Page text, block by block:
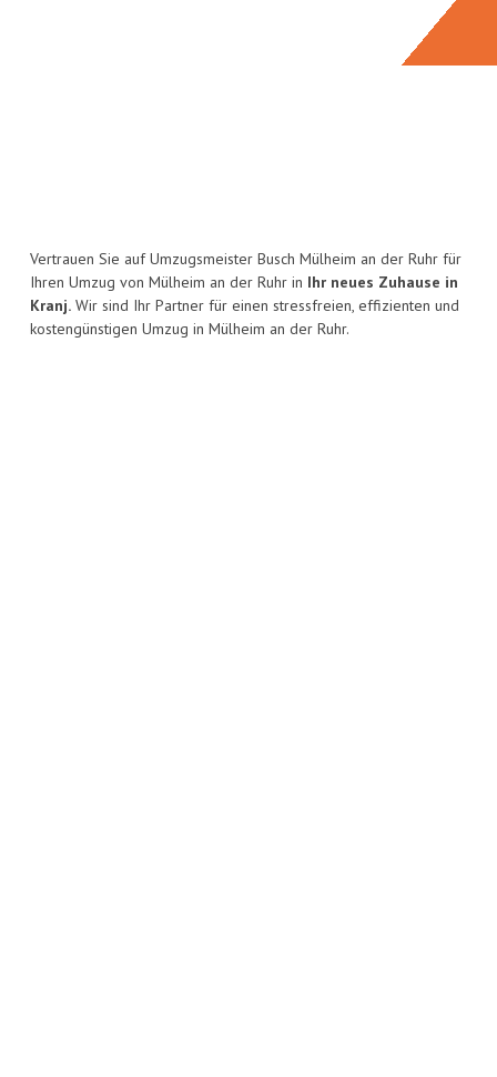
Vertrauen Sie auf Umzugsmeister Busch Mülheim an der Ruhr für
Ihren Umzug von Mülheim an der Ruhr in Ihr neues Zuhause in
Kranj. Wir sind Ihr Partner für einen stressfreien, effizienten und
kostengünstigen Umzug in Mülheim an der Ruhr.